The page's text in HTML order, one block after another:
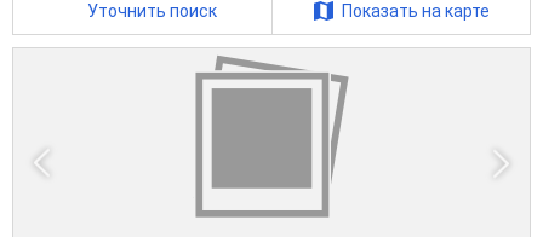
Уточнить поиск Показать на карте